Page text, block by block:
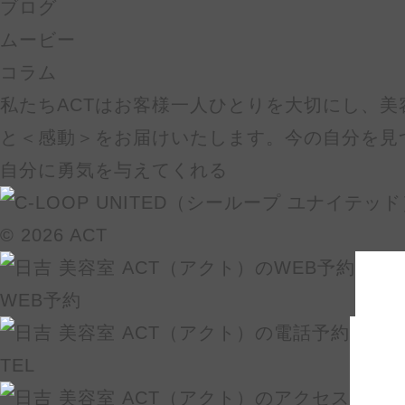
ブログ
ムービー
コラム
私たちACTはお客様一人ひとりを大切にし、
と＜感動＞をお届けいたします。今の自分を
自分に勇気を与えてくれる
© 2026 ACT
WEB予約
TEL